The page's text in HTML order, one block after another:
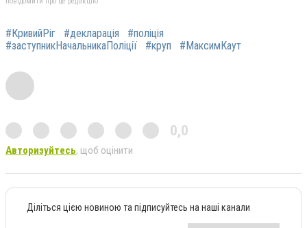
#КривийРіг #декларація
#поліція
#заступникНачальникаПоліції
#круп #МаксимКаут
0,0
Авторизуйтесь, щоб оцінити
Діліться цією новиною та підписуйтесь на наші канали